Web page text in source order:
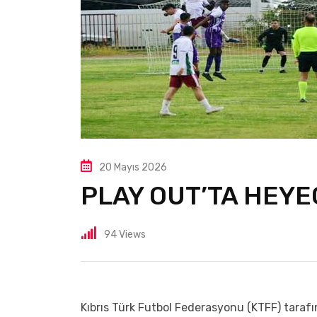
20 Mayıs 2026
PLAY OUT’TA
94Views
Kıbrıs Türk Futbol Federasyonu (KTFF)